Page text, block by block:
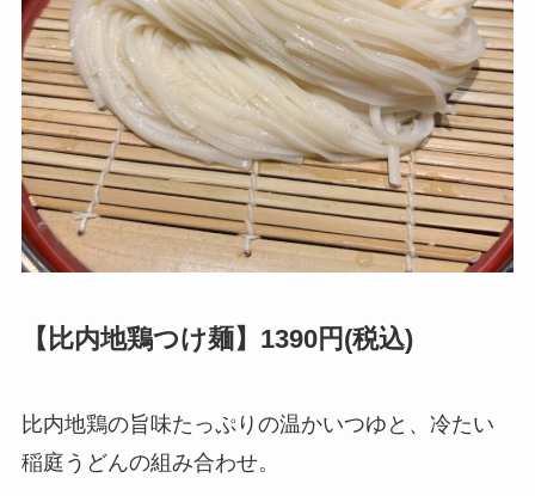
【比内地鶏つけ麺】1390円(税込)
比内地鶏の旨味たっぷりの温かいつゆと、冷たい
稲庭うどんの組み合わせ。